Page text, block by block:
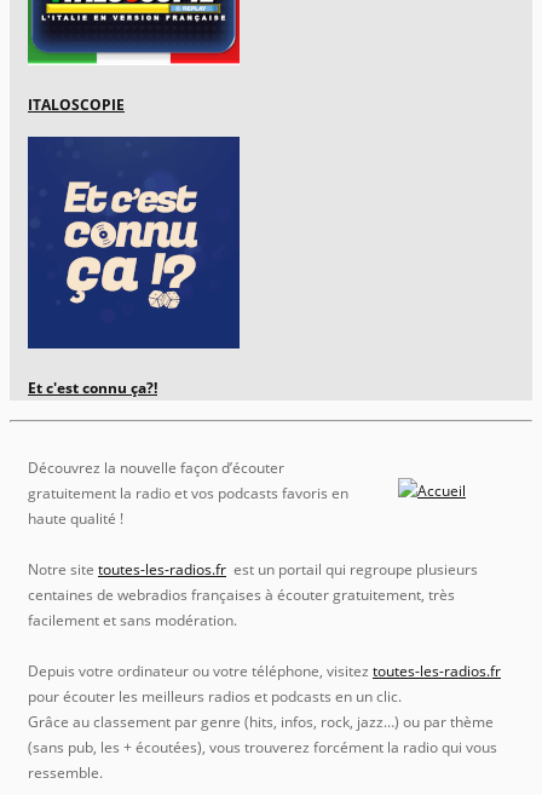
ITALOSCOPIE
Et c'est connu ça?!
Découvrez la nouvelle façon d’écouter
gratuitement la radio et vos podcasts favoris en
haute qualité !
Notre site toutes-les-radios.fr est un portail qui regroupe plusieurs
centaines de webradios françaises à écouter gratuitement, très
facilement et sans modération.
Depuis votre ordinateur ou votre téléphone, visitez toutes-les-radios.fr
pour écouter les meilleurs radios et podcasts en un clic.
Grâce au classement par genre (hits, infos, rock, jazz…) ou par thème
(sans pub, les + écoutées), vous trouverez forcément la radio qui vous
ressemble.